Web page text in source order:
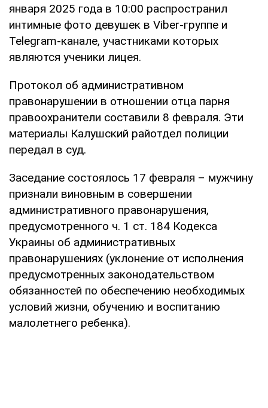
января 2025 года в 10:00 распространил
интимные фото девушек в Viber-группе и
Telegram-канале, участниками которых
являются ученики лицея.
Протокол об административном
правонарушении в отношении отца парня
правоохранители составили 8 февраля. Эти
материалы Калушский райотдел полиции
передал в суд.
Заседание состоялось 17 февраля – мужчину
признали виновным в совершении
административного правонарушения,
предусмотренного ч. 1 ст. 184 Кодекса
Украины об административных
правонарушениях (уклонение от исполнения
предусмотренных законодательством
обязанностей по обеспечению необходимых
условий жизни, обучению и воспитанию
малолетнего ребенка).